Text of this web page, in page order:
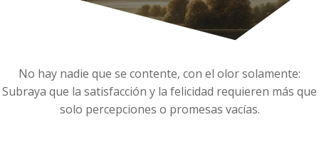
No hay nadie que se contente, con el olor solamente:
Subraya que la satisfacción y la felicidad requieren más que
solo percepciones o promesas vacías.